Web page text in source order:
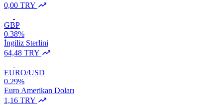
0,00 TRY
GBP
0.38%
İngiliz Sterlini
64,48 TRY
EURO/USD
0.29%
Euro Amerikan Doları
1,16 TRY